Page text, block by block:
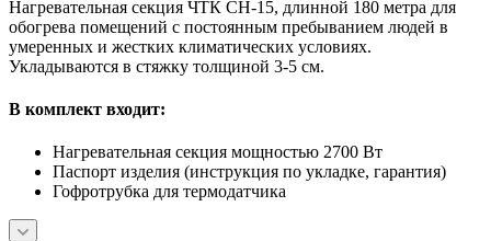
Нагревательная секция ЧТК СН-15, длинной 180 метра для
обогрева помещений с постоянным пребыванием людей в
умеренных и жестких климатических условиях.
Укладываются в стяжку толщиной 3-5 см.
В комплект входит:
Нагревательная секция мощностью 2700 Вт
Паспорт изделия (инструкция по укладке, гарантия)
Гофротрубка для термодатчика